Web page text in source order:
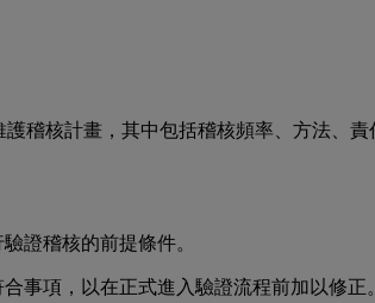
稽核計畫，其中包括稽核頻率、方法、
證稽核的前提條件。
事項，以在正式進入驗證流程前加以修正。